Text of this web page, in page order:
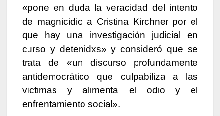
«pone en duda la veracidad del intento
de magnicidio a Cristina Kirchner por el
que hay una investigación judicial en
curso y detenidxs» y consideró que se
trata de «un discurso profundamente
antidemocrático que culpabiliza a las
víctimas y alimenta el odio y el
enfrentamiento social».